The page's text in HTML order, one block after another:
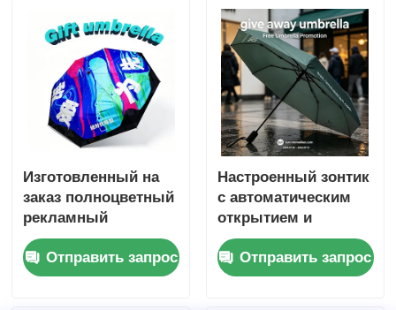
Изготовленный на
заказ полноцветный
рекламный
подарочный зонт с
цветной печатью
Отправить запрос
Настроенный зонтик
с автоматическим
открытием и
закрытием, 45-
дюймовый большой
навес и компактный
Отправить запрос